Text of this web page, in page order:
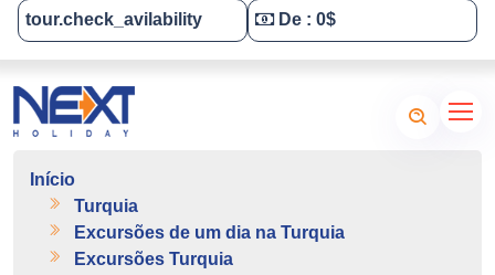
Tailor-Made Your Tour
Início
Turquia
Excursões de um dia na Turquia
Excursões Turquia
tour.check_avilability De : 0$